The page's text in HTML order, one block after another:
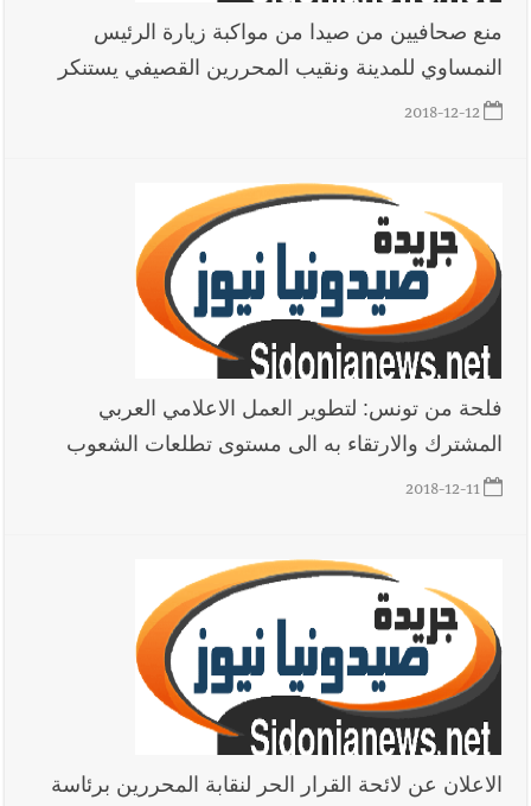
منع صحافيين من صيدا من مواكبة زيارة الرئيس
النمساوي للمدينة ونقيب المحررين القصيفي يستنكر
2018-12-12
فلحة من تونس: لتطوير العمل الاعلامي العربي
المشترك والارتقاء به الى مستوى تطلعات الشعوب
2018-12-11
الاعلان عن لائحة القرار الحر لنقابة المحررين برئاسة